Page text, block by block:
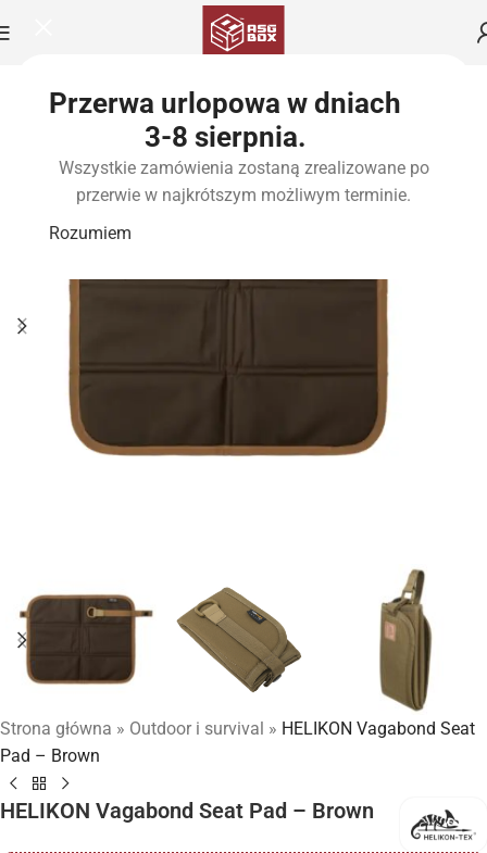
Przerwa urlopowa w dniach
3-8 sierpnia.
Wszystkie zamówienia zostaną zrealizowane po
przerwie w najkrótszym możliwym terminie.
Rozumiem
Strona główna » Outdoor i survival » HELIKON Vagabond Seat
Pad – Brown
HELIKON Vagabond Seat Pad – Brown